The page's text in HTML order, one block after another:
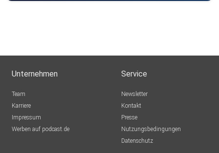
Unternehmen
Team
Karriere
Impressum
Werben auf podcast.de
Service
Newsletter
Kontakt
Presse
Nutzungsbedingungen
Datenschutz